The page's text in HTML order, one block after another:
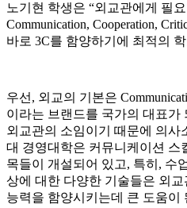
노기현 학생은 “외교관에게 필
Communication, Cooperation,
바로 3C를 함양하기에 최적의
우선, 외교의 기본은
이라는 브랜드를 국가의 대표가
외교관의 소임이기 때문에 의사
대 경영대학은 커뮤니케이션 스
목들이 개설되어 있고, 특히, 수
상에 대한 다양한 기술들은 외
능력을 함양시키는데 큰 도움이